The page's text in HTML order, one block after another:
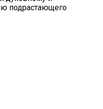
подрастающего